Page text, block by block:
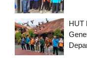
HUT